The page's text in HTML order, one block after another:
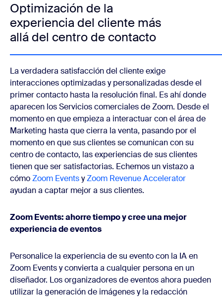
Optimización de la
experiencia del cliente más
allá del centro de contacto
La verdadera satisfacción del cliente exige
interacciones optimizadas y personalizadas desde el
primer contacto hasta la resolución final. Es ahí donde
aparecen los Servicios comerciales de Zoom. Desde el
momento en que empieza a interactuar con el área de
Marketing hasta que cierra la venta, pasando por el
momento en que sus clientes se comunican con su
centro de contacto, las experiencias de sus clientes
tienen que ser satisfactorias. Echemos un vistazo a
cómoZoom EventsyZoom Revenue Accelerator
ayudan a captar mejor a sus clientes.
Zoom Events: ahorre tiempo y cree una mejor
experiencia de eventos
Personalice la experiencia de su evento con la IA en
Zoom Events y convierta a cualquier persona en un
diseñador. Los organizadores de eventos ahora pueden
utilizar la generación de imágenes y la redacción